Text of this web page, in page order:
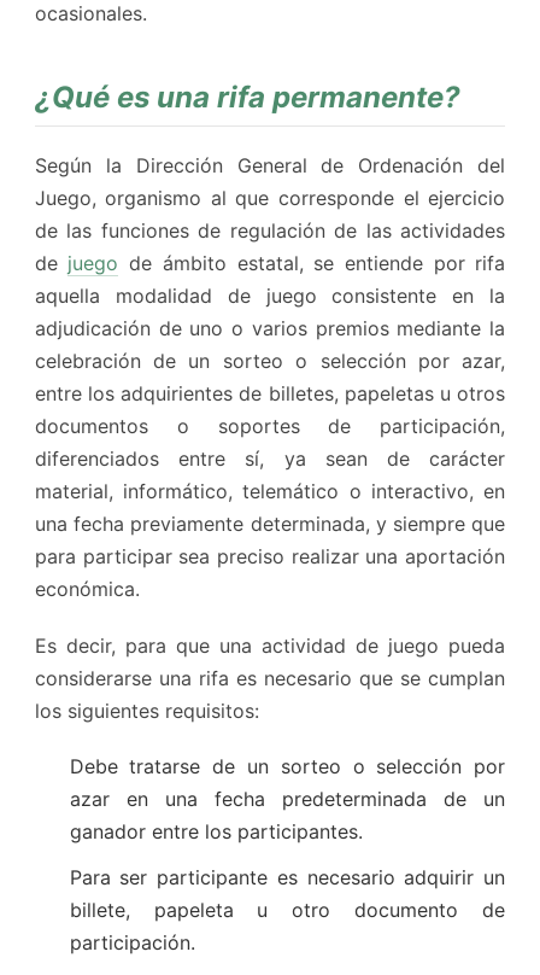
ocasionales.
¿Qué es una rifa permanente?
Según la Dirección General de Ordenación del
Juego, organismo al que corresponde el ejercicio
de las funciones de regulación de las actividades
de juego de ámbito estatal, se entiende por rifa
aquella modalidad de juego consistente en la
adjudicación de uno o varios premios mediante la
celebración de un sorteo o selección por azar,
entre los adquirientes de billetes, papeletas u otros
documentos o soportes de participación,
diferenciados entre sí, ya sean de carácter
material, informático, telemático o interactivo, en
una fecha previamente determinada, y siempre que
para participar sea preciso realizar una aportación
económica.
Es decir, para que una actividad de juego pueda
considerarse una rifa es necesario que se cumplan
los siguientes requisitos:
Debe tratarse de un sorteo o selección por
azar en una fecha predeterminada de un
ganador entre los participantes.
Para ser participante es necesario adquirir un
billete, papeleta u otro documento de
participación.